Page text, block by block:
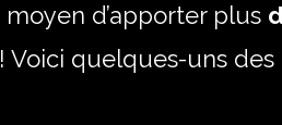
d’apporter plus
Voici quelques-uns